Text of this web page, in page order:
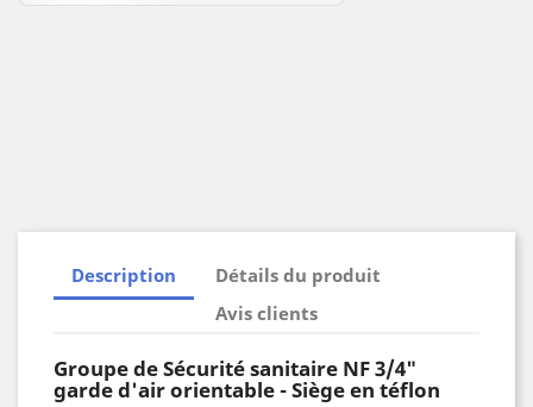
Description
Détails du produit
Avis clients
Groupe de Sécurité sanitaire NF 3/4"
garde d'air orientable - Siège en téflon